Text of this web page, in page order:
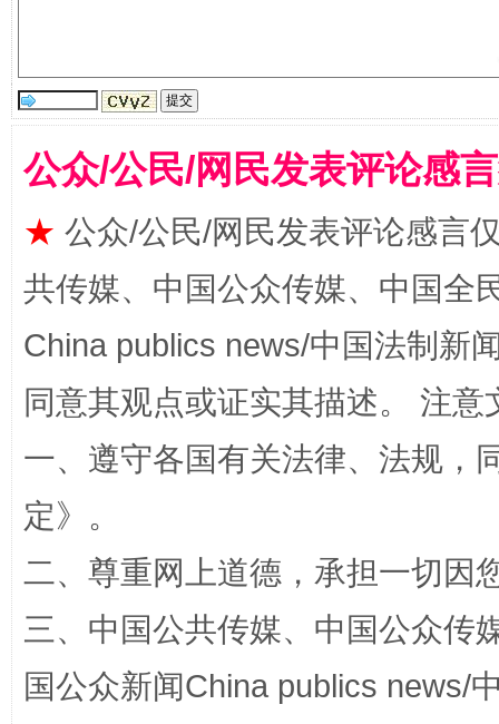
全民健身五年计划来了！等你上场
阿坝州三大球赛在茂县开幕 规模
公众/公民/网民发表评论感
★ 公众/公民/网民发表评论感言
共传媒、中国公众传媒、中国全
China publics news/中国法制新
同意其观点或证实其描述。 注
一、遵守各国有关法律、法规，
定》。
二、尊重网上道德，承担一切因
三、中国公共传媒、中国公众传
国公众新闻China publics news/